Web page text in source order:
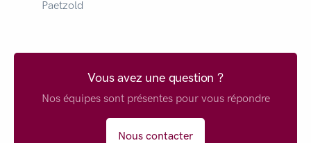
Paetzold
Vous avez une question ?
Nos équipes sont présentes pour vous répondre
Nous contacter